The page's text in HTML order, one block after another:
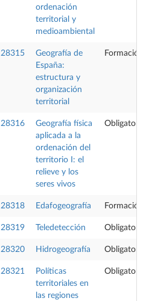
ordenación
territorial y
medioambiental
28315
Geografía de
España:
estructura y
organización
territorial
Formación
28316
Geografía física
aplicada a la
ordenación del
territorio I: el
relieve y los
seres vivos
Obligatoria
28318 Edafogeografía Formación
28319 Teledetección Obligatoria
28320 Hidrogeografía Obligatoria
28321
Políticas
territoriales en
las regiones
Obligatoria